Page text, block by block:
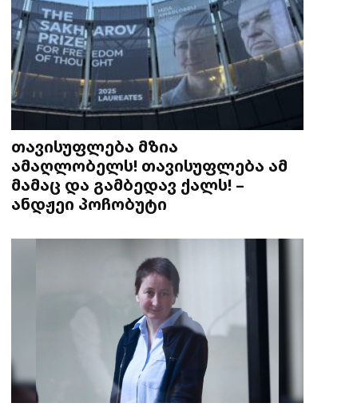
თავისუფლება მზია
ამაღლობელს! თავისუფლება ამ
მამაც და გამბედავ ქალს! –
ანდჟეი პოჩობუტი